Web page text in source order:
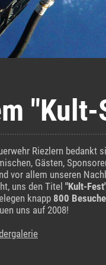
"Kult-
Riezlern bedankt
Gästen,
vor allem unseren
uns den Titel "Kult-
knapp 800
uns auf 2008!